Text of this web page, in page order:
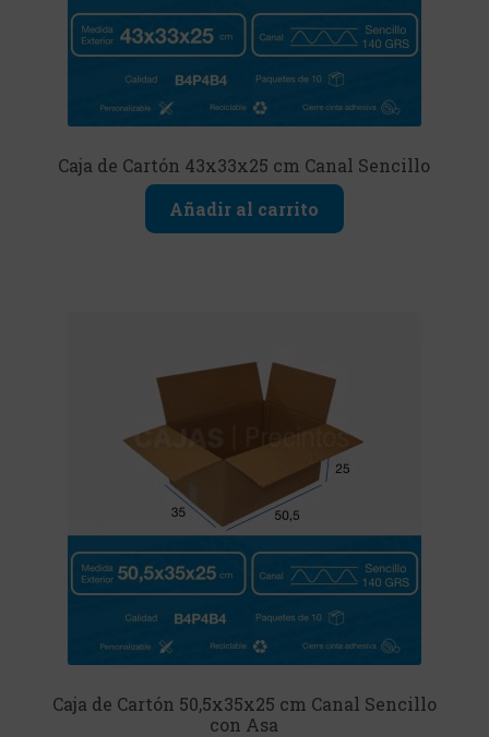
Caja de Cartón 43x33x25 cm Canal Sencillo
Añadir al carrito
Caja de Cartón 50,5x35x25 cm Canal Sencillo
con Asa